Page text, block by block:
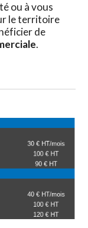
ou à vous
le territoire
de
.